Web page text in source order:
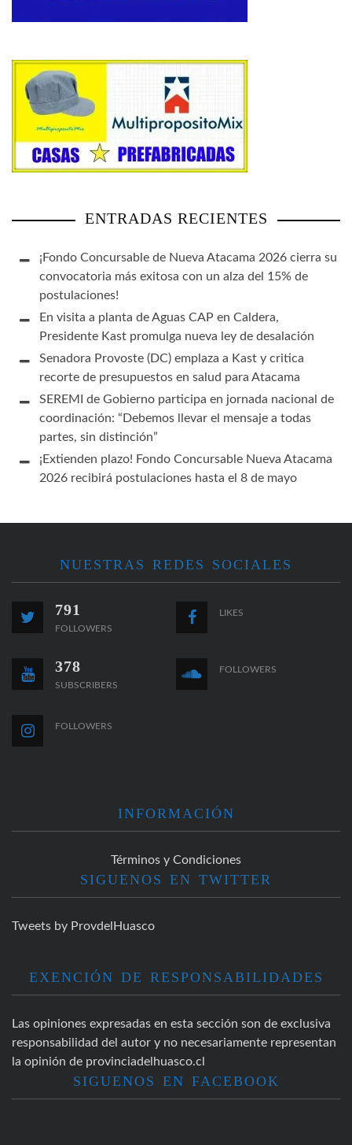
ENTRADAS RECIENTES
¡Fondo Concursable de Nueva Atacama 2026 cierra su
convocatoria más exitosa con un alza del 15% de
postulaciones!
En visita a planta de Aguas CAP en Caldera,
Presidente Kast promulga nueva ley de desalación
Senadora Provoste (DC) emplaza a Kast y critica
recorte de presupuestos en salud para Atacama
SEREMI de Gobierno participa en jornada nacional de
coordinación: “Debemos llevar el mensaje a todas
partes, sin distinción”
¡Extienden plazo! Fondo Concursable Nueva Atacama
2026 recibirá postulaciones hasta el 8 de mayo
NUESTRAS REDES SOCIALES
791
FOLLOWERS
LIKES
378
SUBSCRIBERS
FOLLOWERS
FOLLOWERS
INFORMACIÓN
Términos y Condiciones
SIGUENOS EN TWITTER
Tweets by ProvdelHuasco
EXENCIÓN DE RESPONSABILIDADES
Las opiniones expresadas en esta sección son de exclusiva
responsabilidad del autor y no necesariamente representan
la opinión de provinciadelhuasco.cl
SIGUENOS EN FACEBOOK